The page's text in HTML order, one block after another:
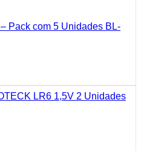
Pack com 5 Unidades BL-